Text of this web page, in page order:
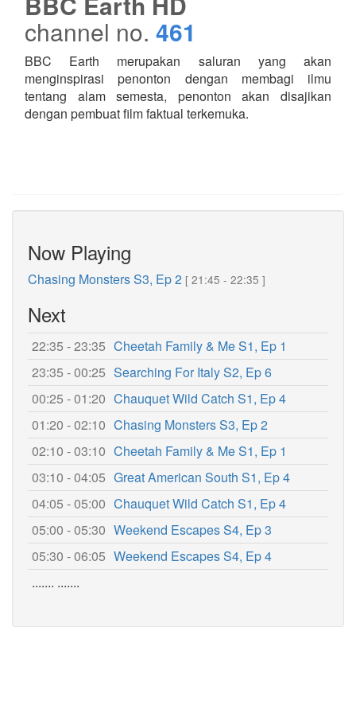
channel no. 461
BBC Earth merupakan saluran yang akan
menginspirasi penonton dengan membagi ilmu
tentang alam semesta, penonton akan disajikan
dengan pembuat film faktual terkemuka.
Now Playing
Chasing Monsters S3, Ep 2 [ 21:45 - 22:35 ]
Next
22:35 - 23:35 Cheetah Family & Me S1, Ep 1
23:35 - 00:25 Searching For Italy S2, Ep 6
00:25 - 01:20 Chauquet Wild Catch S1, Ep 4
01:20 - 02:10 Chasing Monsters S3, Ep 2
02:10 - 03:10 Cheetah Family & Me S1, Ep 1
03:10 - 04:05 Great American South S1, Ep 4
04:05 - 05:00 Chauquet Wild Catch S1, Ep 4
05:00 - 05:30 Weekend Escapes S4, Ep 3
05:30 - 06:05 Weekend Escapes S4, Ep 4
....... .......